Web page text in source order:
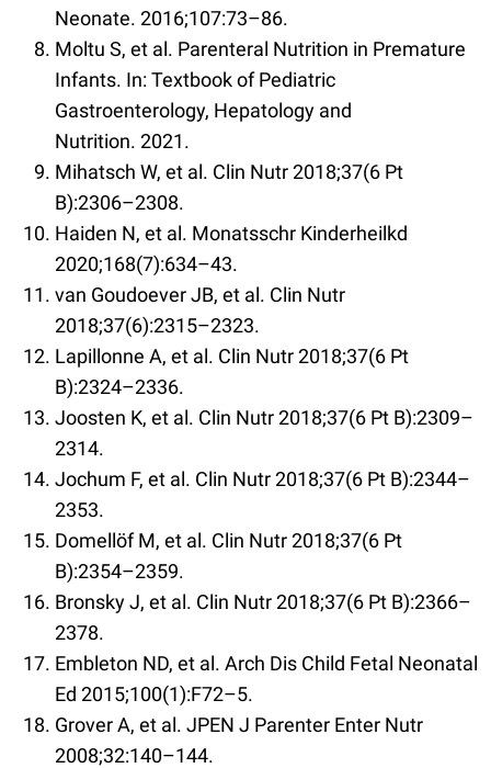
Neonate. 2016;107:73–86.
Moltu S, et al. Parenteral Nutrition in Premature
Infants. In: Textbook of Pediatric
Gastroenterology, Hepatology and
Nutrition. 2021.
Mihatsch W, et al. Clin Nutr 2018;37(6 Pt
B):2306–2308.
Haiden N, et al. Monatsschr Kinderheilkd
2020;168(7):634–43.
van Goudoever JB, et al. Clin Nutr
2018;37(6):2315–2323.
Lapillonne A, et al. Clin Nutr 2018;37(6 Pt
B):2324–2336.
Joosten K, et al. Clin Nutr 2018;37(6 Pt B):2309–
2314.
Jochum F, et al. Clin Nutr 2018;37(6 Pt B):2344–
2353.
Domellöf M, et al. Clin Nutr 2018;37(6 Pt
B):2354–2359.
Bronsky J, et al. Clin Nutr 2018;37(6 Pt B):2366–
2378.
Embleton ND, et al. Arch Dis Child Fetal Neonatal
Ed 2015;100(1):F72–5.
Grover A, et al. JPEN J Parenter Enter Nutr
2008;32:140–144.